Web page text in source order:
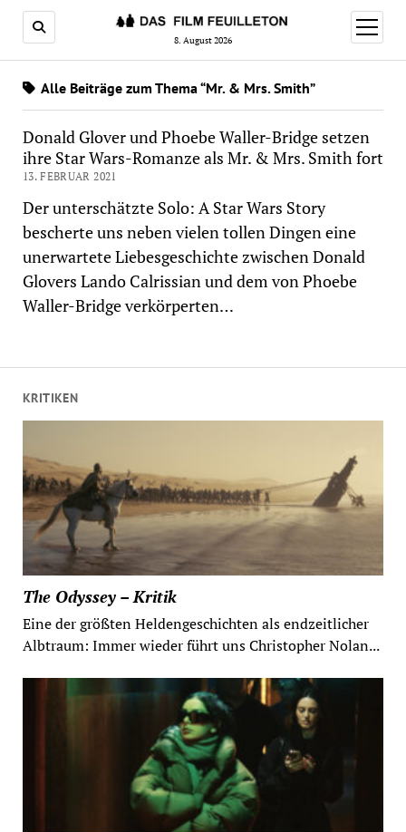
8. August 2026
Menü
öffnen
KRITIKEN
The Odyssey – Kritik
Eine der größten Heldengeschichten als endzeitlicher
Albtraum: Immer wieder führt uns Christopher Nolan...
Alle Beiträge zum Thema “Mr. & Mrs. Smith”
Donald Glover und Phoebe Waller-Bridge setzen
ihre Star Wars-Romanze als Mr. & Mrs. Smith fort
13. FEBRUAR 2021
Der unterschätzte Solo: A Star Wars Story
bescherte uns neben vielen tollen Dingen eine
unerwartete Liebesgeschichte zwischen Donald
Glovers Lando Calrissian und dem von Phoebe
Waller-Bridge verkörperten…